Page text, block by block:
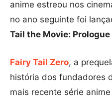
anime estreou nos
no ano seguinte foi
Tail the Movie:
Fairy Tail Zero, a
história dos fundadores
mais recente série